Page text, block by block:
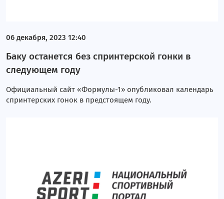
06 декабря, 2023 12:40
Баку останется без спринтерской гонки в
следующем году
Официальный сайт «Формулы-1» опубликовал календарь
спринтерских гонок в предстоящем году.